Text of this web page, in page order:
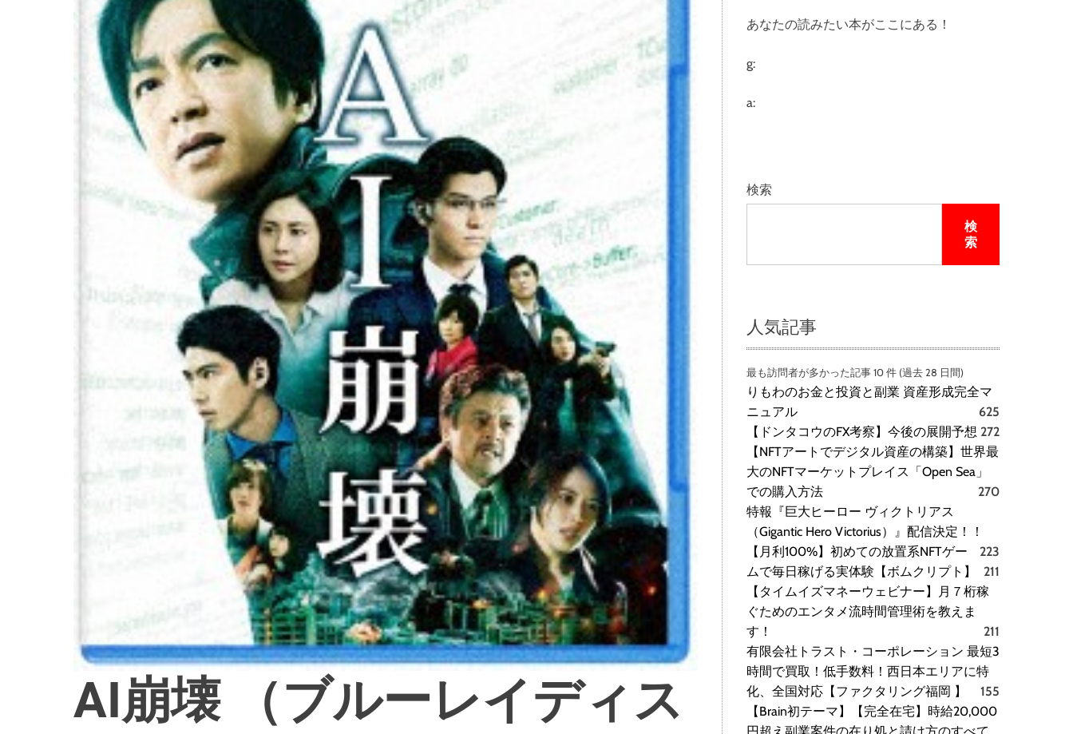
e
AI崩壊 （ブルーレイディス
あなたの読みたい本がここにある！
g:
a:
検索
検
索
人気記事
最も訪問者が多かった記事 10 件 (過去 28 日間)
りもわのお金と投資と副業 資産形成完全マ
ニュアル
625
【ドンタコウのFX考察】今後の展開予想 272
【NFTアートでデジタル資産の構築】世界最
大のNFTマーケットプレイス「Open Sea」
での購入方法
270
特報『巨大ヒーロー ヴィクトリアス
（Gigantic Hero Victorius）』配信決定！！
223
【月利100%】初めての放置系NFTゲー
ムで毎日稼げる実体験【ボムクリプト】
211
【タイムイズマネーウェビナー】月７桁稼
ぐためのエンタメ流時間管理術を教えま
す！
211
有限会社トラスト・コーポレーション 最短3
時間で買取！低手数料！西日本エリアに特
化、全国対応【ファクタリング福岡 】
155
【Brain初テーマ】【完全在宅】時給20,000